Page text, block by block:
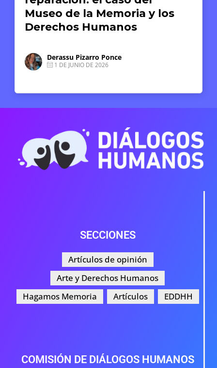
Museo de la Memoria y los
Derechos Humanos
Derassu Pizarro Ponce
1 DE JUNIO DE 2026
SECCIONES
Artículos de opinión
Arte y Derechos Humanos
Hagamos Memoria
Artículos EDDHH
COMISIÓN DE DIÁLOGOS HUMANOS